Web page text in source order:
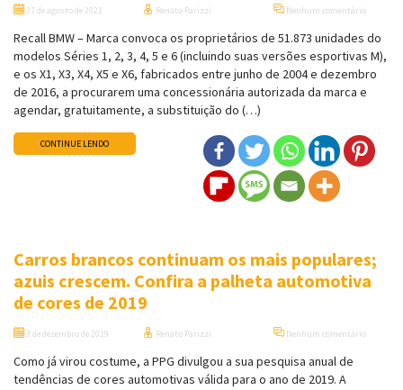
27 de agosto de 2021 Renato Parizzi Nenhum comentário
Recall BMW – Marca convoca os proprietários de 51.873 unidades do
modelos Séries 1, 2, 3, 4, 5 e 6 (incluindo suas versões esportivas M),
e os X1, X3, X4, X5 e X6, fabricados entre junho de 2004 e dezembro
de 2016, a procurarem uma concessionária autorizada da marca e
agendar, gratuitamente, a substituição do (…)
CONTINUE LENDO
Carros brancos continuam os mais populares;
azuis crescem. Confira a palheta automotiva
de cores de 2019
3 de dezembro de 2019 Renato Parizzi Nenhum comentário
Como já virou costume, a PPG divulgou a sua pesquisa anual de
tendências de cores automotivas válida para o ano de 2019. A